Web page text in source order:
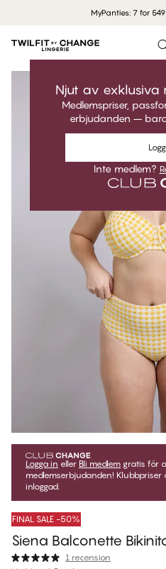
MyPanties: 7 for
Njut av exklusiva
Medlemspriser,
erbjudanden –
Inte medlem?
Logga in eller Bli medlem gratis för
medlemserbjudanden!
inloggad.
FINAL SALE -50%
Siena Balconette
1 recension